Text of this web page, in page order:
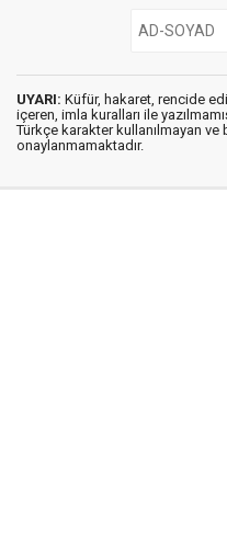
UYARI: Küfür, hakaret, rencide
içeren, imla kuralları ile
Türkçe karakter kullanılmayan ve
onaylanmamaktadır.